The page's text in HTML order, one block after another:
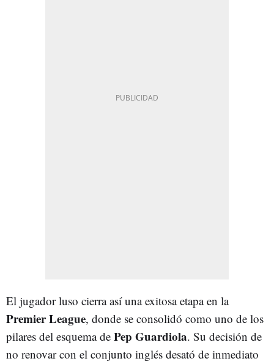
El jugador luso cierra así una exitosa etapa en la
Premier League, donde se consolidó como uno de los
pilares del esquema de Pep Guardiola. Su decisión de
no renovar con el conjunto inglés desató de inmediato